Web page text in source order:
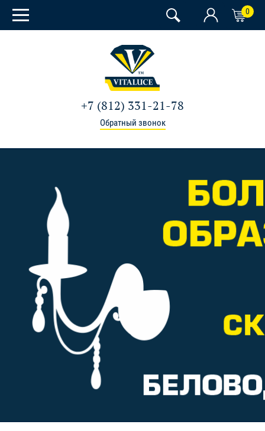
0
+7 (812) 331-21-78
Обратный звонок